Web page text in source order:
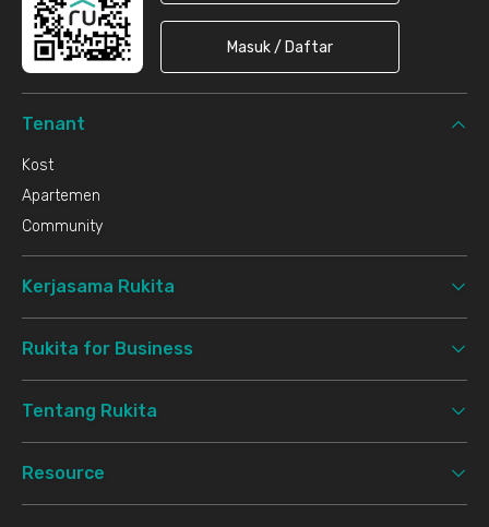
Masuk / Daftar
Tenant
Kost
Apartemen
Community
Kerjasama Rukita
Rukita for Business
Tentang Rukita
Resource